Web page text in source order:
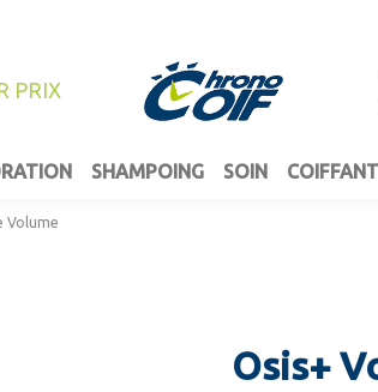
PRIX
SHAMPOING SOIN COIFFANT
Volume
Osis+